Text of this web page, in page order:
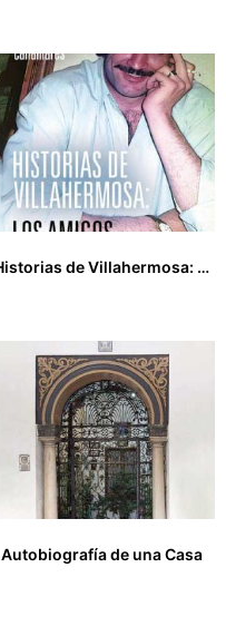
Historias de Villahermosa: los amigos
Autobiografía de una Casa